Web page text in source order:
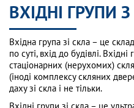
ВХІДНІ ГРУПИ
Вхідна група зі скла – це
по суті, вхід до будівлі.
стаціонарних (нерухомих)
(іноді комплексу скляних
даху зі скла і не тільки.